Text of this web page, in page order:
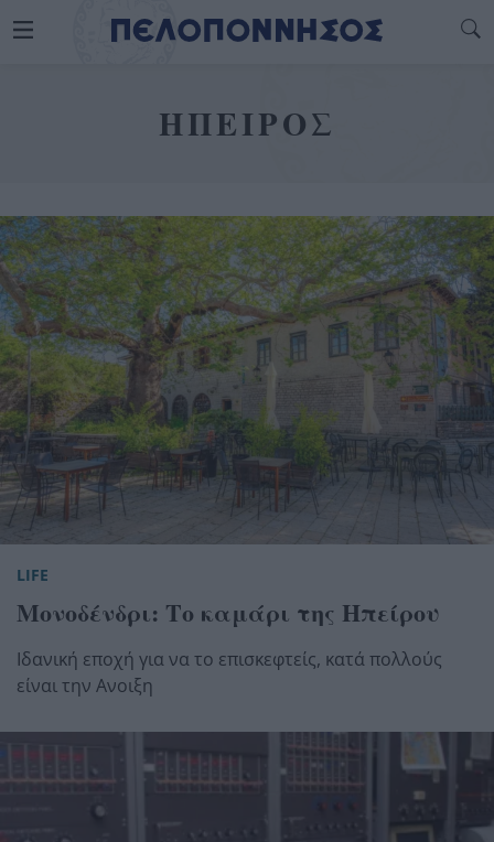
ΗΠΕΙΡΟΣ
LIFE
Μονοδένδρι: Το καμάρι της Ηπείρου
Ιδανική εποχή για να το επισκεφτείς, κατά πολλούς
είναι την Ανοιξη